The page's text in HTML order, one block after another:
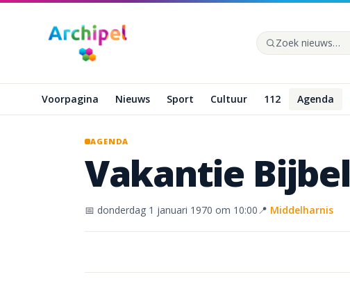
Naar hoofdinhoud
Zoek op de site
Voorpagina Nieuws Sport Cultuur 112 Agenda
AGENDA
Vakantie Bijbel
📅 donderdag 1 januari 1970 om 10:00📍 Middelharnis